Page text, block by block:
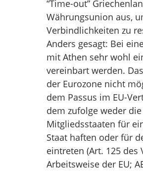
“Time-out”
Währungsunion aus,
Verbindlichkeiten zu
Anders gesagt: Bei
mit Athen sehr wohl
vereinbart werden.
der Eurozone nicht
dem Passus im EU-
dem zufolge weder
Mitgliedsstaaten für
Staat haften oder für
eintreten (Art. 125 des
Arbeitsweise der EU;